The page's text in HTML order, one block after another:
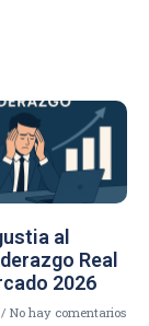
al
Real
2026
No hay comentarios